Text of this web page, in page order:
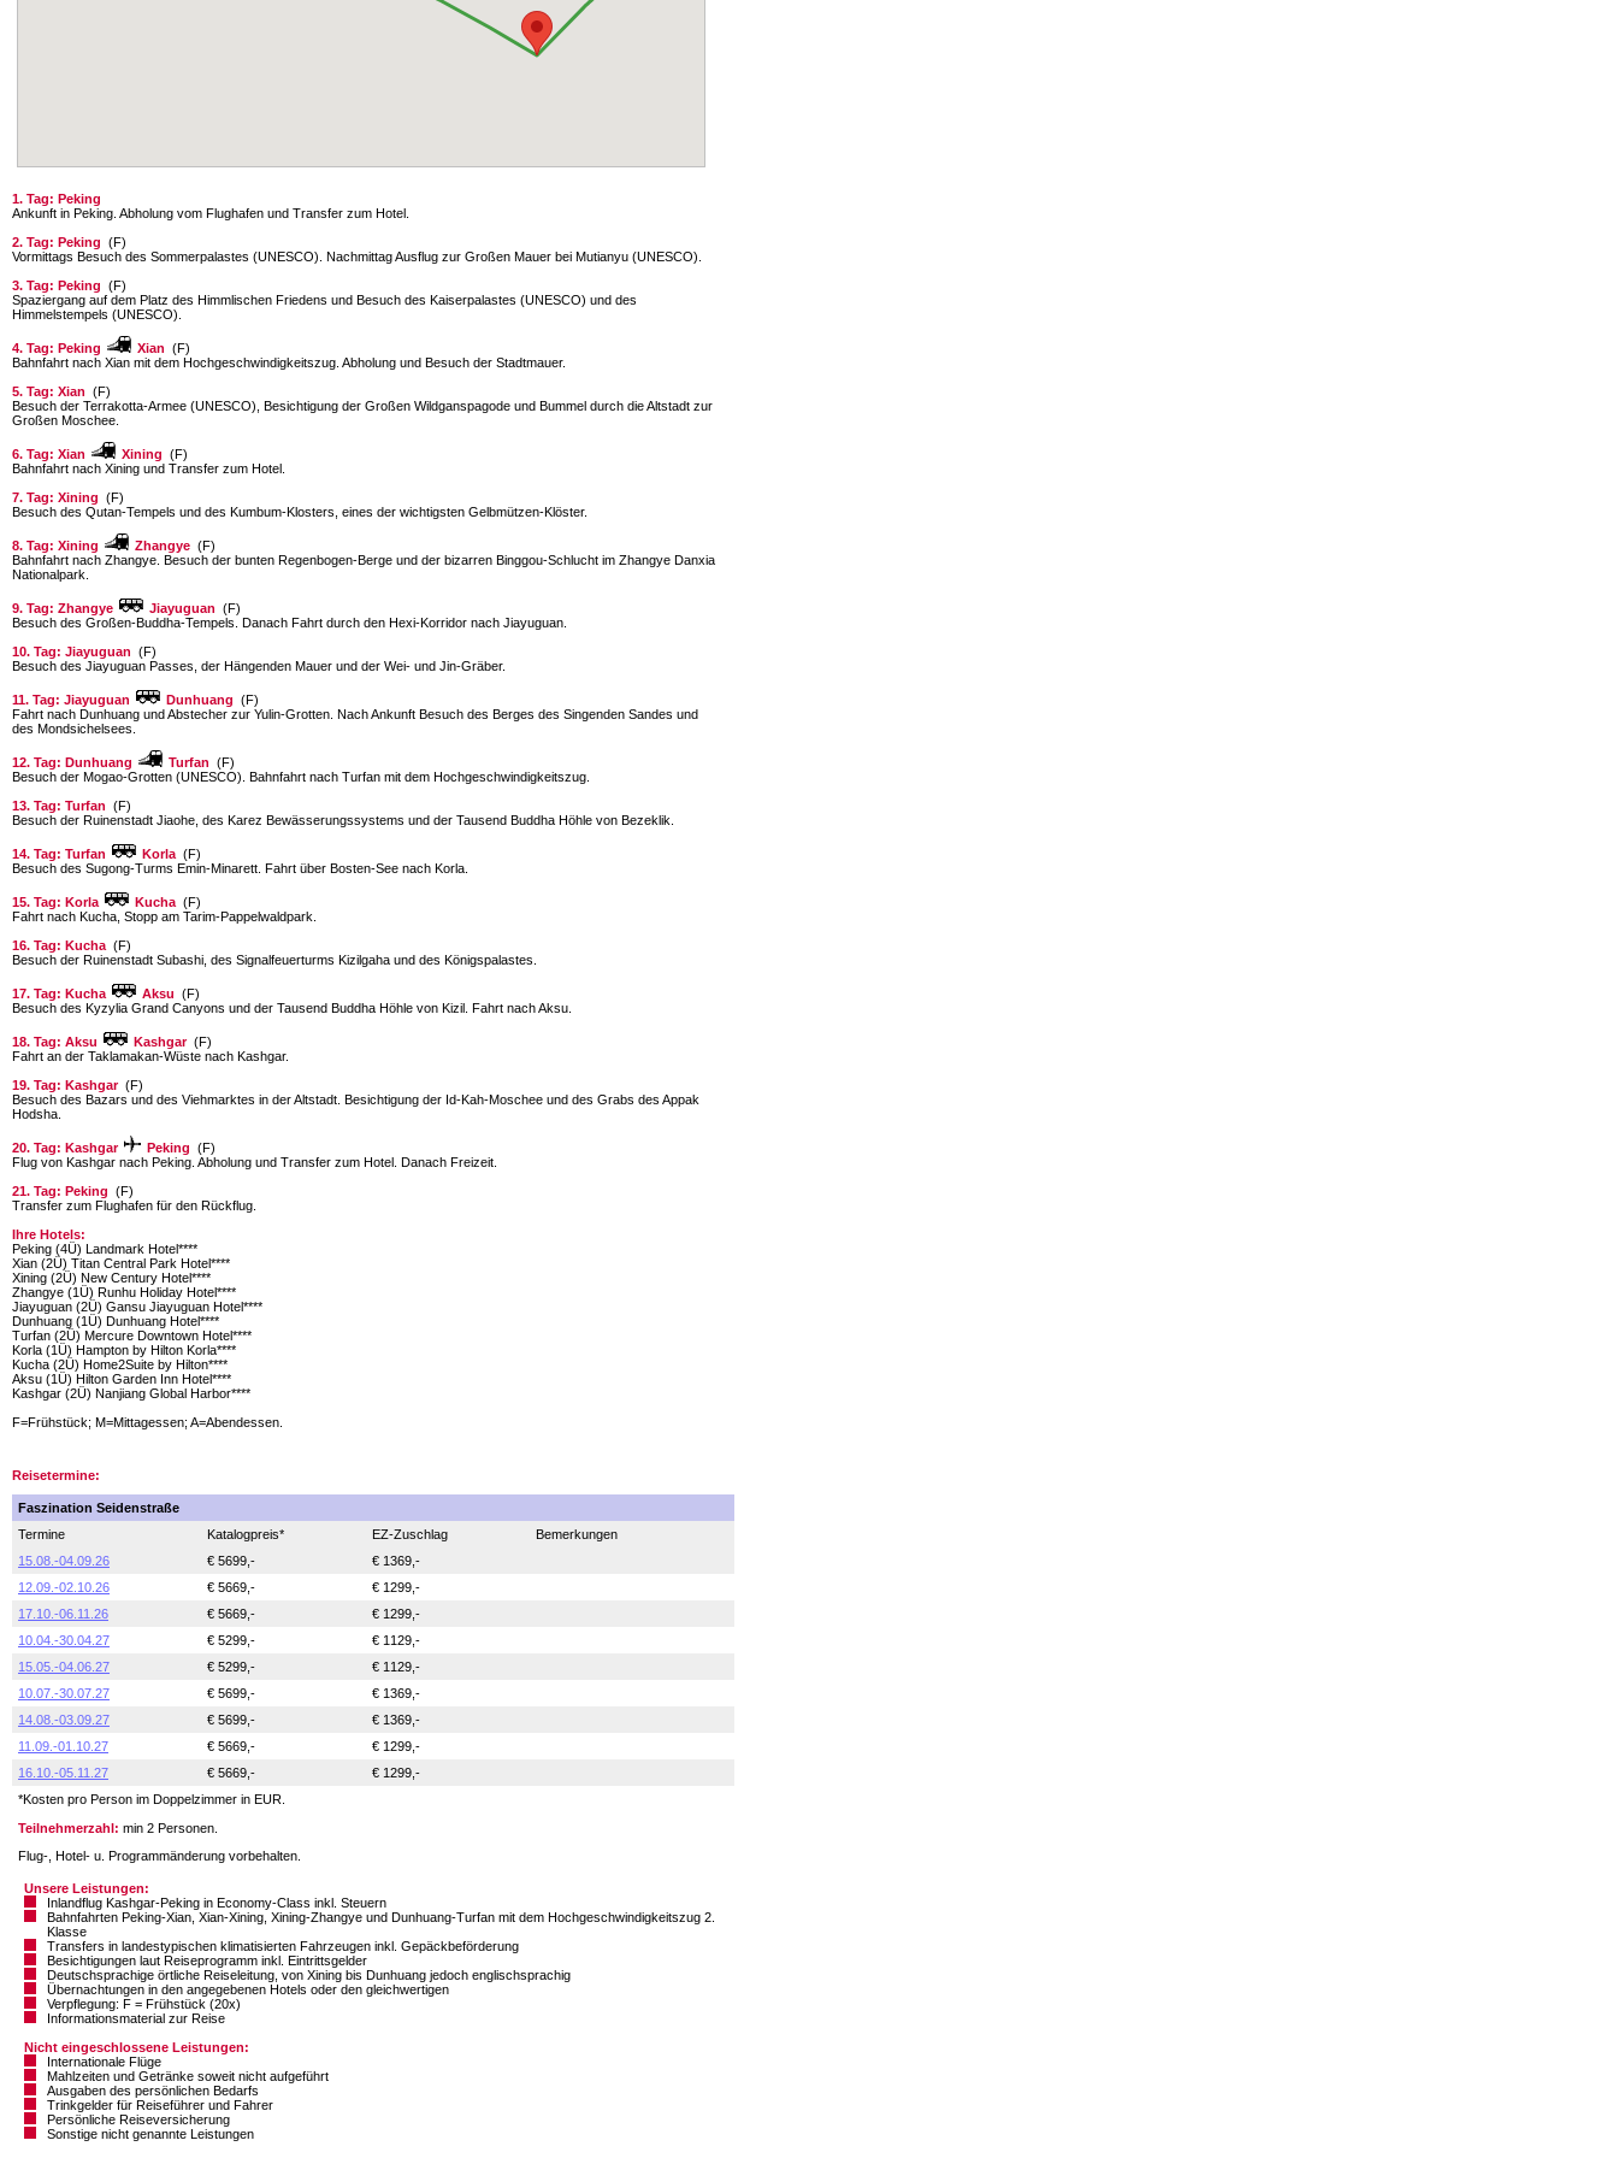
1. Tag: Peking
Ankunft in Peking. Abholung vom Flughafen und Transfer zum Hotel.
2. Tag: Peking (F)
Vormittags Besuch des Sommerpalastes (UNESCO). Nachmittag Ausflug zur Großen Mauer bei Mutianyu (UNESCO).
3. Tag: Peking (F)
Spaziergang auf dem Platz des Himmlischen Friedens und Besuch des Kaiserpalastes (UNESCO) und des
Himmelstempels (UNESCO).
4. Tag: Peking Xian (F)
Bahnfahrt nach Xian mit dem Hochgeschwindigkeitszug. Abholung und Besuch der Stadtmauer.
5. Tag: Xian (F)
Besuch der Terrakotta-Armee (UNESCO), Besichtigung der Großen Wildganspagode und Bummel durch die Altstadt zur
Großen Moschee.
6. Tag: Xian Xining (F)
Bahnfahrt nach Xining und Transfer zum Hotel.
7. Tag: Xining (F)
Besuch des Qutan-Tempels und des Kumbum-Klosters, eines der wichtigsten Gelbmützen-Klöster.
8. Tag: Xining Zhangye (F)
Bahnfahrt nach Zhangye. Besuch der bunten Regenbogen-Berge und der bizarren Binggou-Schlucht im Zhangye Danxia
Nationalpark.
9. Tag: Zhangye Jiayuguan (F)
Besuch des Großen-Buddha-Tempels. Danach Fahrt durch den Hexi-Korridor nach Jiayuguan.
10. Tag: Jiayuguan (F)
Besuch des Jiayuguan Passes, der Hängenden Mauer und der Wei- und Jin-Gräber.
11. Tag: Jiayuguan Dunhuang (F)
Fahrt nach Dunhuang und Abstecher zur Yulin-Grotten. Nach Ankunft Besuch des Berges des Singenden Sandes und
des Mondsichelsees.
12. Tag: Dunhuang Turfan (F)
Besuch der Mogao-Grotten (UNESCO). Bahnfahrt nach Turfan mit dem Hochgeschwindigkeitszug.
13. Tag: Turfan (F)
Besuch der Ruinenstadt Jiaohe, des Karez Bewässerungssystems und der Tausend Buddha Höhle von Bezeklik.
14. Tag: Turfan Korla (F)
Besuch des Sugong-Turms Emin-Minarett. Fahrt über Bosten-See nach Korla.
15. Tag: Korla Kucha (F)
Fahrt nach Kucha, Stopp am Tarim-Pappelwaldpark.
16. Tag: Kucha (F)
Besuch der Ruinenstadt Subashi, des Signalfeuerturms Kizilgaha und des Königspalastes.
17. Tag: Kucha Aksu (F)
Besuch des Kyzylia Grand Canyons und der Tausend Buddha Höhle von Kizil. Fahrt nach Aksu.
18. Tag: Aksu Kashgar (F)
Fahrt an der Taklamakan-Wüste nach Kashgar.
19. Tag: Kashgar (F)
Besuch des Bazars und des Viehmarktes in der Altstadt. Besichtigung der Id-Kah-Moschee und des Grabs des Appak
Hodsha.
20. Tag: Kashgar Peking (F)
Flug von Kashgar nach Peking. Abholung und Transfer zum Hotel. Danach Freizeit.
21. Tag: Peking (F)
Transfer zum Flughafen für den Rückflug.
Ihre Hotels:
Peking (4Ü) Landmark Hotel****
Xian (2Ü) Titan Central Park Hotel****
Xining (2Ü) New Century Hotel****
Zhangye (1Ü) Runhu Holiday Hotel****
Jiayuguan (2Ü) Gansu Jiayuguan Hotel****
Dunhuang (1Ü) Dunhuang Hotel****
Turfan (2Ü) Mercure Downtown Hotel****
Korla (1Ü) Hampton by Hilton Korla****
Kucha (2Ü) Home2Suite by Hilton****
Aksu (1Ü) Hilton Garden Inn Hotel****
Kashgar (2Ü) Nanjiang Global Harbor****
F=Frühstück; M=Mittagessen; A=Abendessen.
Reisetermine:
Faszination Seidenstraße
Termine
Katalogpreis* EZ-Zuschlag
Bemerkungen
15.08.-04.09.26
€ 5699,-
€ 1369,-
12.09.-02.10.26
€ 5669,-
€ 1299,-
17.10.-06.11.26
€ 5669,-
€ 1299,-
10.04.-30.04.27
€ 5299,-
€ 1129,-
15.05.-04.06.27
€ 5299,-
€ 1129,-
10.07.-30.07.27
€ 5699,-
€ 1369,-
14.08.-03.09.27
€ 5699,-
€ 1369,-
11.09.-01.10.27
€ 5669,-
€ 1299,-
16.10.-05.11.27
€ 5669,-
€ 1299,-
*Kosten pro Person im Doppelzimmer in EUR.
Teilnehmerzahl: min 2 Personen.
Flug-, Hotel- u. Programmänderung vorbehalten.
Unsere Leistungen:
Inlandflug Kashgar-Peking in Economy-Class inkl. Steuern
Bahnfahrten Peking-Xian, Xian-Xining, Xining-Zhangye und Dunhuang-Turfan mit dem Hochgeschwindigkeitszug 2.
Klasse
Transfers in landestypischen klimatisierten Fahrzeugen inkl. Gepäckbeförderung
Besichtigungen laut Reiseprogramm inkl. Eintrittsgelder
Deutschsprachige örtliche Reiseleitung, von Xining bis Dunhuang jedoch englischsprachig
Übernachtungen in den angegebenen Hotels oder den gleichwertigen
Verpflegung: F = Frühstück (20x)
Informationsmaterial zur Reise
Nicht eingeschlossene Leistungen:
Internationale Flüge
Mahlzeiten und Getränke soweit nicht aufgeführt
Ausgaben des persönlichen Bedarfs
Trinkgelder für Reiseführer und Fahrer
Persönliche Reiseversicherung
Sonstige nicht genannte Leistungen